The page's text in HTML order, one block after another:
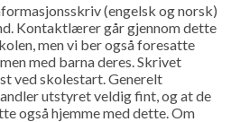
(engelsk og norsk)
Kontaktlærer går gjennom dette
men vi ber også foresatte
med barna deres. Skrivet
ved skolestart. Generelt
utstyret veldig fint, og at de
også hjemme med dette. Om